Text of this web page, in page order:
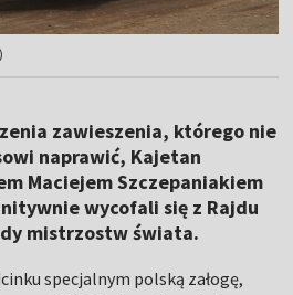
zawieszenia, którego nie
naprawić, Kajetan
Maciejem Szczepaniakiem
wycofali się z Rajdu
mistrzostw świata.
specjalnym polską załogę,